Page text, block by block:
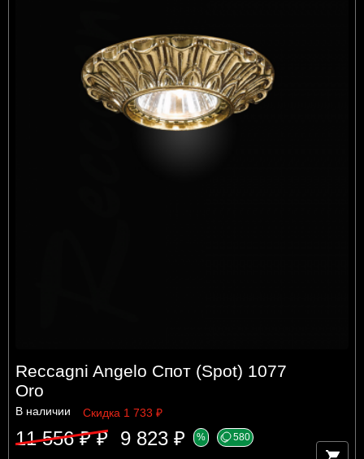
Reccagni Angelo Спот (Spot) 1077
Oro
В наличии Скидка 1 733 ₽
11 556 ₽ ₽ 9 823 ₽ % 580